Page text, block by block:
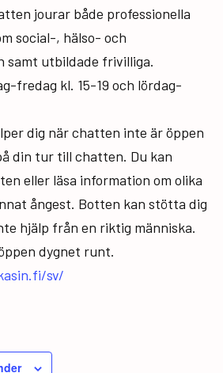
jourar både professionella
social-, hälso- och
samt utbildade frivilliga.
fredag kl. 15-19 och lördag-
dig när chatten inte är öppen
din tur till chatten. Du kan
eller läsa information om olika
ångest. Botten kan stötta dig
hjälp från en riktig människa.
dygnet runt.
sv/